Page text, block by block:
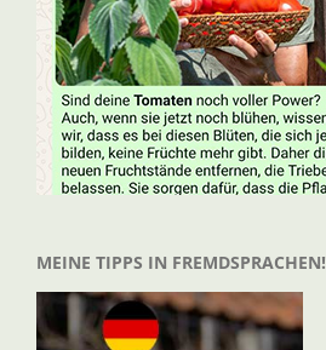
MEINE TIPPS IN FREMDSPRACHEN!